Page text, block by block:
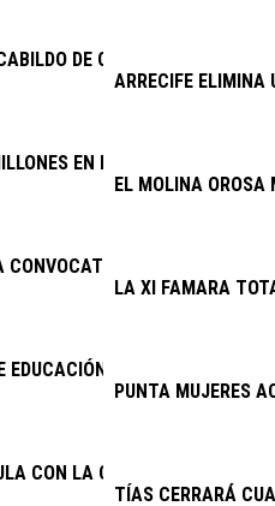
DE CONOCER DESDE
EN RENOVAR EL
CONVOCATORIA DE
EDUCACIÓN CUMPLA E INICIE
CON LA CONTINUIDAD DEL
ARRECIFE ELIMINA
EL MOLINA OROSA
LA XI FAMARA
PUNTA MUJERES
TÍAS CERRARÁ